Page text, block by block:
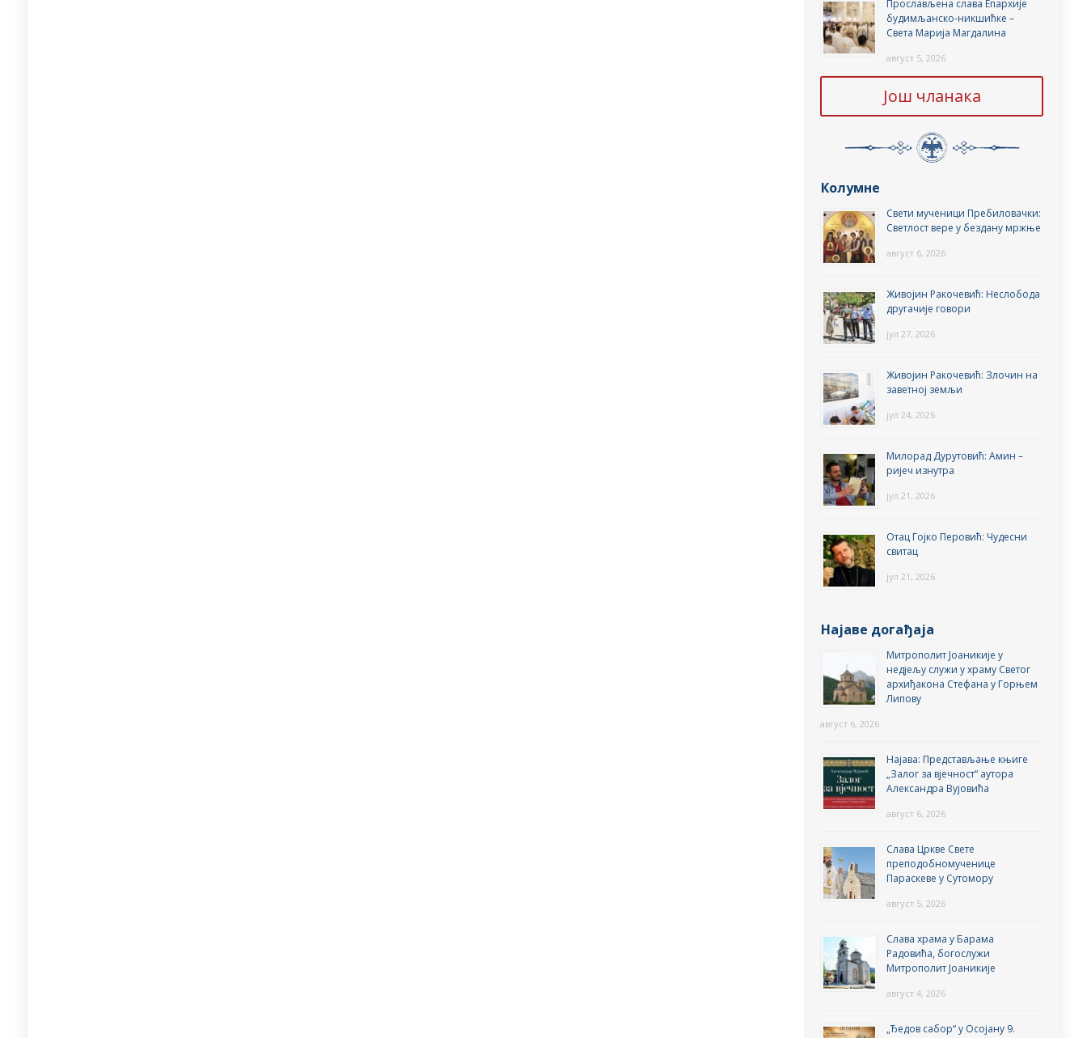
Прослављена слава Епархије
будимљанско-никшићке –
Света Марија Магдалина
август 5, 2026
Још чланака
Колумне
Свети мученици Пребиловачки:
Светлост вере у бездану мржње
август 6, 2026
Живојин Ракочевић: Неслобода
другачије говори
јул 27, 2026
Живојин Ракочевић: Злочин на
заветној земљи
јул 24, 2026
Милорад Дурутовић: Амин –
ријеч изнутра
јул 21, 2026
Отац Гојко Перовић: Чудесни
свитац
јул 21, 2026
Најаве догађаја
Митрополит Јоаникије у
недјељу служи у храму Светог
архиђакона Стефана у Горњем
Липову
август 6, 2026
Најава: Представљање књиге
„Залог за вјечност“ аутора
Александра Вујовића
август 6, 2026
Слава Цркве Свете
преподобномученице
Параскеве у Сутомору
август 5, 2026
Слава храма у Барама
Радовића, богослужи
Митрополит Јоаникије
август 4, 2026
„Ђедов сабор“ у Осојану 9.